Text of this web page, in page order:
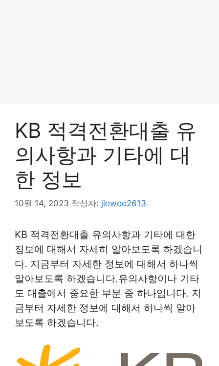
KB 적격전환대출 유
의사항과 기타에 대
한 정보
10월 14, 2023 작성자: jinwoo2613
KB 적격전환대출 유의사항과 기타에 대한
정보에 대해서 자세히 알아보도록 하겠습니
다. 지금부터 자세한 정보에 대해서 하나씩
알아보도록 하겠습니다.유의사항이나 기타
도 대출에서 중요한 부분 중 하나입니다. 지
금부터 자세한 정보에 대해서 하나씩 알아
보도록 하겠습니다.